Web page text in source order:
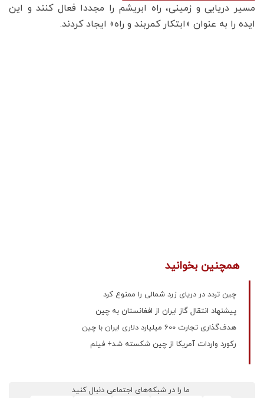
مسیر دریایی و زمینی، راه ابریشم را مجددا فعال کنند و این
ایده را به عنوان «ابتکار کمربند و راه» ایجاد کردند.
همچنین بخوانید
چین تردد در دریای زرد شمالی را ممنوع کرد
پیشنهاد انتقال گاز ایران از افغانستان به چین
هدف‌گذاری تجارت 600 میلیارد دلاری ایران با چین
رکورد واردات آمریکا از چین شکسته شد+ فیلم
ما را در شبکه‌های اجتماعی دنبال کنید